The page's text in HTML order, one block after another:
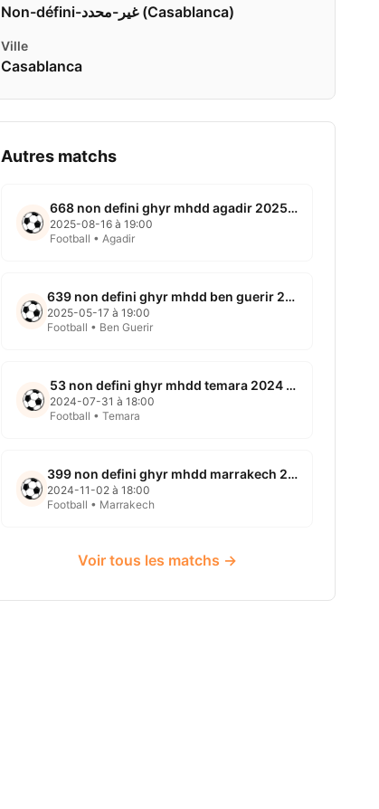
Non-défini-غير-محدد ( Casablanca)
Ville
Casablanca
Autres matchs
668 non defini ghyr mhdd agadir 2025 08 16
2025-08-16 à 19:00
Football • Agadir
639 non defini ghyr mhdd ben guerir 2025 05 17
2025-05-17 à 19:00
Football • Ben Guerir
53 non defini ghyr mhdd temara 2024 07 31
2024-07-31 à 18:00
Football • Temara
399 non defini ghyr mhdd marrakech 2024 11 02
2024-11-02 à 18:00
Football • Marrakech
Voir tous les matchs →